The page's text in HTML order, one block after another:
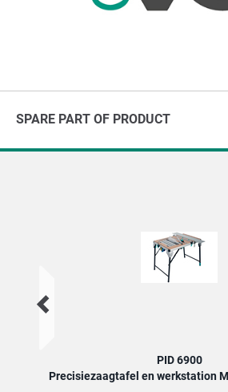
SPARE PART OF PRODUCT
PID 6900
Precisiezaagtafel en werkstation